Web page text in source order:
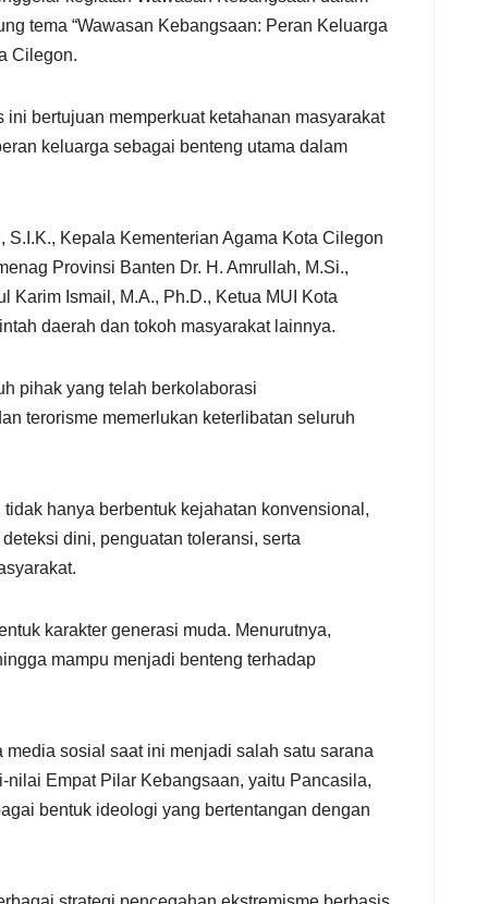
tema “Wawasan Kebangsaan: Peran Keluarga
Cilegon.
bertujuan memperkuat ketahanan masyarakat
keluarga sebagai benteng utama dalam
Kepala Kementerian Agama Kota Cilegon
Provinsi Banten Dr. H. Amrullah, M.Si.,
Karim Ismail, M.A., Ph.D., Ketua MUI Kota
daerah dan tokoh masyarakat lainnya.
pihak yang telah berkolaborasi
terorisme memerlukan keterlibatan seluruh
hanya berbentuk kejahatan konvensional,
dini, penguatan toleransi, serta
karakter generasi muda. Menurutnya,
mampu menjadi benteng terhadap
sosial saat ini menjadi salah satu sarana
Empat Pilar Kebangsaan, yaitu Pancasila,
bentuk ideologi yang bertentangan dengan